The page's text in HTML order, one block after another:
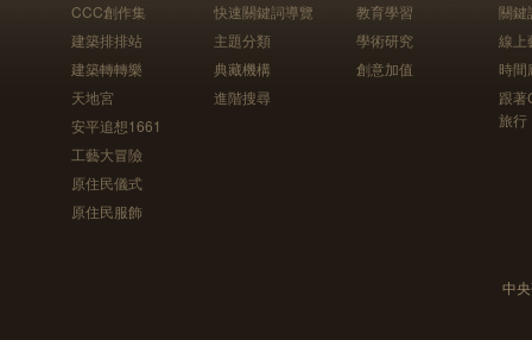
CCC創作集
建築排排站
建築轉轉樂
天地宮
安平追想1661
工藝大冒險
原住民儀式
原住民服飾
快速關鍵詞導覽
主題分類
典藏機構
進階搜尋
教育學習
學術研究
創意加值
關鍵
線上
時間
跟
旅行
中